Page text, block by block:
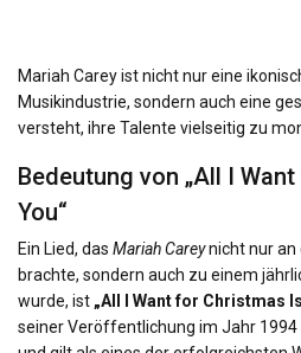
Mariah Carey ist nicht nur eine
Musikindustrie, sondern auch eine
versteht, ihre Talente vielseitig zu
Bedeutung von „All I
You“
Ein Lied, das Mariah Careynicht nur an
brachte, sondern auch zu einem
wurde, ist „All I Want for Christmas
seiner Veröffentlichung im Jahr